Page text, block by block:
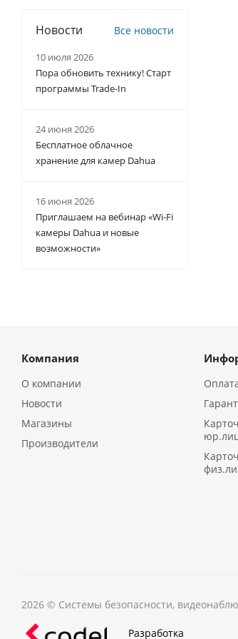
Новости Все новости
10 июля 2026
Пора обновить технику! Старт
программы Trade-In
24 июня 2026
Бесплатное облачное
хранение для камер Dahua
16 июня 2026
Приглашаем на вебинар «Wi-Fi
камеры Dahua и новые
возможности»
Компания
О компании
Новости
Магазины
Производители
2026 © Системы безопасности,
Разработка